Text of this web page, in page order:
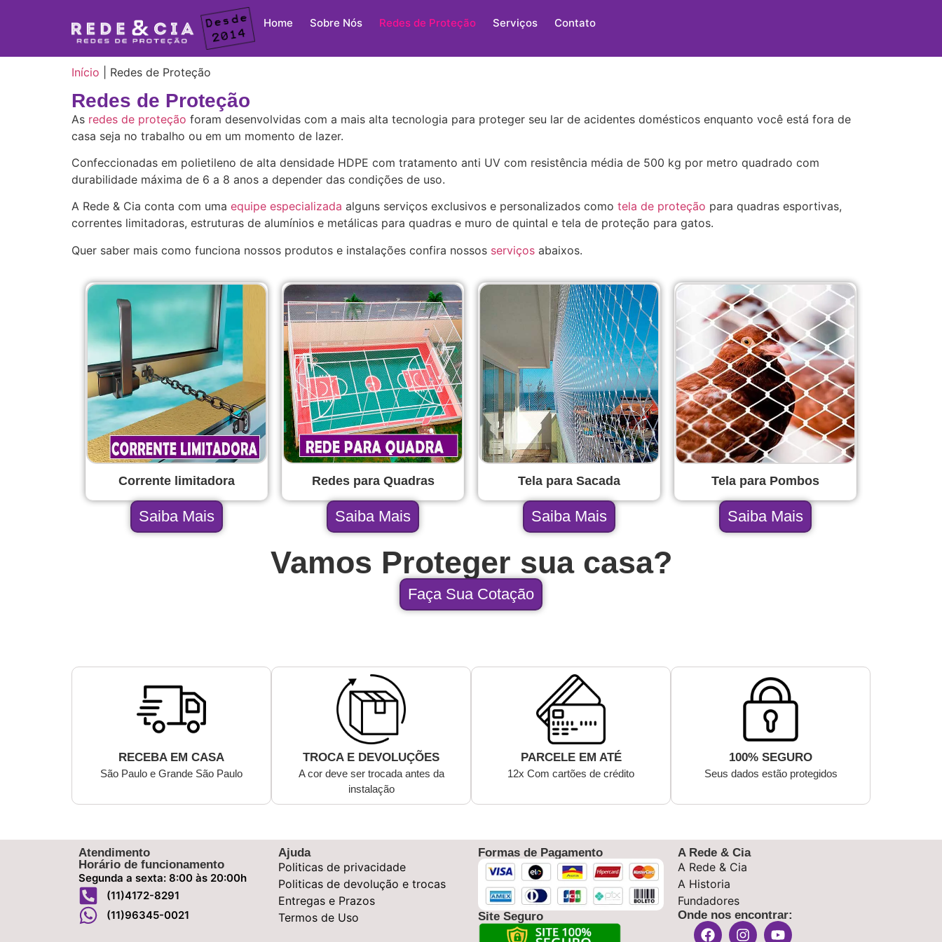
Home Sobre Nós Redes de Proteção Serviços Contato
Início Redes de Proteção
Redes de Proteção
As redes de proteção foram desenvolvidas com a mais alta tecnologia para proteger seu lar de acidentes domésticos enquanto você está fora de
casa seja no trabalho ou em um momento de lazer.
Confeccionadas em polietileno de alta densidade HDPE com tratamento anti UV com resistência média de 500 kg por metro quadrado com
durabilidade máxima de 6 a 8 anos a depender das condições de uso.
A Rede & Cia conta com uma equipe especializada alguns serviços exclusivos e personalizados como tela de proteção para quadras esportivas,
correntes limitadoras, estruturas de alumínios e metálicas para quadras e muro de quintal e tela de proteção para gatos.
Quer saber mais como funciona nossos produtos e instalações confira nossos serviços abaixos.
Corrente limitadora
Saiba Mais
Redes para Quadras
Saiba Mais
Tela para Sacada
Saiba Mais
Tela para Pombos
Saiba Mais
Vamos Proteger sua casa?
Faça Sua Cotação
RECEBA EM CASA
São Paulo e Grande São Paulo
TROCA E DEVOLUÇÕES
A cor deve ser trocada antes da
instalação
PARCELE EM ATÉ
12x Com cartões de crédito
100% SEGURO
Seus dados estão protegidos
Atendimento
Horário de funcionamento
Segunda a sexta: 8:00 às 20:00h
(11)4172-8291
(11)96345-0021
Ajuda
Politicas de privacidade
Politicas de devolução e trocas
Entregas e Prazos
Termos de Uso
Formas de Pagamento
Site Seguro
A Rede & Cia
A Rede & Cia
A Historia
Fundadores
Onde nos encontrar: